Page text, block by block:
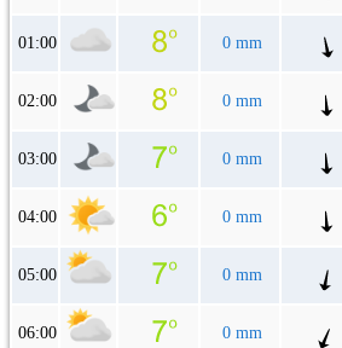
01:00 0 mm
02:00 0 mm
03:00 0 mm
04:00 0 mm
05:00 0 mm
06:00 0 mm